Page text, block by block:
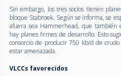
Sin embargo, los tres socios tienen
bloque Stabroek. Según se informa, se
afuera sea Hammerhead, que también
hay planes firmes de desarrollo. Esto
consorcio de producir 750 kb/d de
estar amenazada.
VLCCs favorecidos